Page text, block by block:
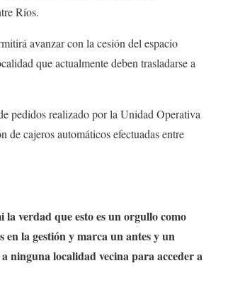
Ríos.
avanzar con la cesión del espacio
que actualmente deben trasladarse a
pedidos realizado por la Unidad Operativa
cajeros automáticos efectuadas entre
la verdad que esto es un orgullo como
en la gestión y marca un antes y un
ninguna localidad vecina para acceder a